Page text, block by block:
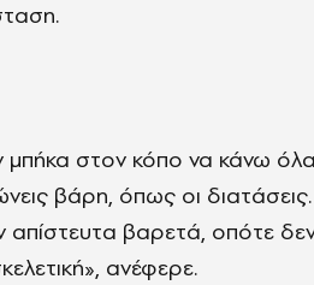
μπήκα στον κόπο να κάνω
βάρη, όπως οι διατάσεις.
απίστευτα βαρετά, οπότε
ανέφερε.